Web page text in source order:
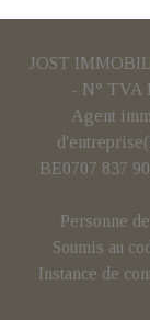
JOST
- N° TVA
Agent
BE0707 837
Personne
Soumis au
Instance de